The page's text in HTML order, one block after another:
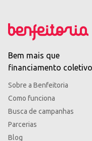
Bem mais que
financiamento coletivo
Sobre a Benfeitoria
Como funciona
Busca de campanhas
Parcerias
Blog